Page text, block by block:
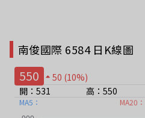
南俊國際 6584 日K線圖
550 50 (10%)
開：531
高：550
MA5： MA20：